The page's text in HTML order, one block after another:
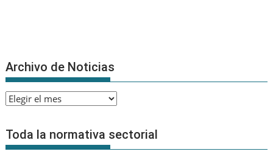
Archivo de Noticias
Archivo
Noticias
Toda la normativa sectorial